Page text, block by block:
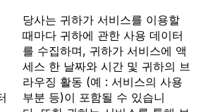
당사는 귀하가 서비스를 이용할
때마다 귀하에 관한 사용 데이터
를 수집하며, 귀하가 서비스에 액
세스 한 날짜와 시간 및 귀하의 브
라우징 활동 (예 : 서비스의 사용
부분 등)이 포함될 수 있습니